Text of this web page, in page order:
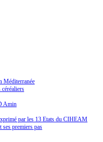
Méditerranée
céréaliers
Amin
par les 13 Etats du CIHEAM
ses premiers pas